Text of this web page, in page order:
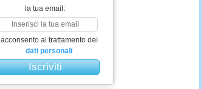
la tua email:
acconsento al trattamento dei
dati personali